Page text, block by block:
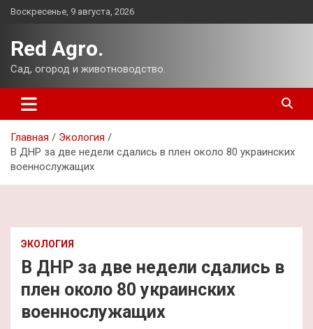
Перейти
Воскресенье, 9 августа, 2026
Red Agro.
Сад, огород и животноводство.
Главная
Экология
В ДНР за две недели сдались в плен около 80 украинских
военнослужащих
ЭКОЛОГИЯ
В ДНР за две недели сдались в
плен около 80 украинских
военнослужащих